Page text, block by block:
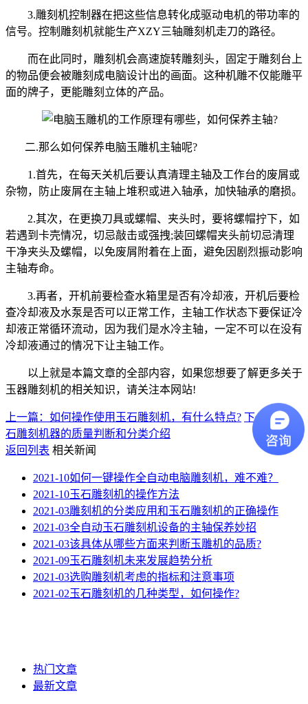
3.雕刻机控制器在把这些信息转化成驱动电机的带功率的
信号。控制雕刻机就能生产XZY三轴雕刻机走刀的路径。
而在此同时，雕刻机会高速旋转雕刻头，固定于雕刻台上
的物品便会被雕刻成电脑设计出的画面。这种机雕不仅能雕平
面的牌子，更能雕刻立体的产品。
二.那么如何保养电脑玉雕机主轴呢?
1.首先，在每天关机后要认真清理主轴及工作台的废屑或
杂物，防止废屑在主轴上堆积或进入轴承，加快轴承的磨损。
2.其次，在更换刀具或螺帽、夹头时，要将螺帽拧下，如
若遇到卡壳情况，切忌敲击或强拽;装回螺帽夹头前切忌清理
干净夹头及螺帽，以免废屑附着在上面，避免因剧烈振动影响
主轴寿命。
3.再者，开机前要检查水箱里是否有冷却液，开机后要检
查冷却液及水泵是否可以正常工作，主轴工作状态下要保证冷
却液正常循环流动，因为我们是水冷主轴，一定不可以在没有
冷却液通过的情况下让主轴工作。
以上就是本篇文章的全部内容，如果您想要了解更多关于
玉器雕刻机的相关知识，请关注本网站!
上一篇：如何操作使用玉石雕刻机，有什么特点? 下一篇：玉
石雕刻机器的质量判断和分类介绍
返回列表 相关新闻
2021-10如何一键操作全自动电脑雕刻机，难不难？
2021-10玉石雕刻机的操作方法
2021-03雕刻机的分类应用和玉石雕刻机的正确操作
2021-03全自动玉石雕刻机设备的主轴保养妙招
2021-03该具体从哪些方面来判断玉雕机的品质?
2021-09玉石雕刻机未来发展趋势分析
2021-03选购雕刻机考虑的指标和注意事项
2021-02玉石雕刻机的几种类型，如何操作?
热门文章
最新文章